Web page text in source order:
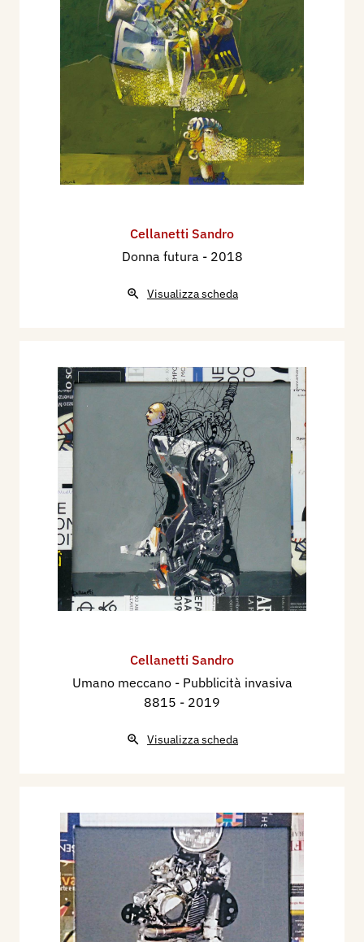
Cellanetti Sandro
Donna futura - 2018
Visualizza scheda
Cellanetti Sandro
Umano meccano - Pubblicità invasiva
8815 - 2019
Visualizza scheda